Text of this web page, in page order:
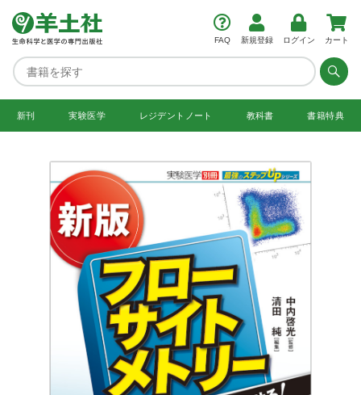
FAQ 新規登録 ログイン カート
新刊 実験医学 レジデント ノート 教科書 書籍特典